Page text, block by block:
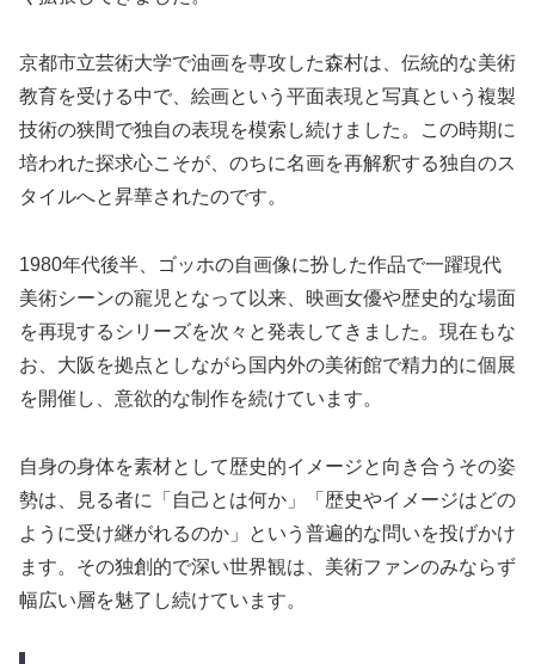
京都市立芸術大学で油画を専攻した森村は、伝統的な美術
教育を受ける中で、絵画という平面表現と写真という複製
技術の狭間で独自の表現を模索し続けました。この時期に
培われた探求心こそが、のちに名画を再解釈する独自のス
タイルへと昇華されたのです。
1980年代後半、ゴッホの自画像に扮した作品で一躍現代
美術シーンの寵児となって以来、映画女優や歴史的な場面
を再現するシリーズを次々と発表してきました。現在もな
お、大阪を拠点としながら国内外の美術館で精力的に個展
を開催し、意欲的な制作を続けています。
自身の身体を素材として歴史的イメージと向き合うその姿
勢は、見る者に「自己とは何か」「歴史やイメージはどの
ように受け継がれるのか」という普遍的な問いを投げかけ
ます。その独創的で深い世界観は、美術ファンのみならず
幅広い層を魅了し続けています。